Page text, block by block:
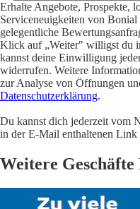
Erhalte Angebote, Prospekte,
Serviceneuigkeiten von
gelegentliche
Klick auf „Weiter" willigst du
kannst deine Einwilligung
widerrufen. Weitere
zur Analyse von Öffnungen
Datenschutzerklärung.
Du kannst dich jederzeit vom
in der E-Mail enthaltenen
Weitere Geschäfte